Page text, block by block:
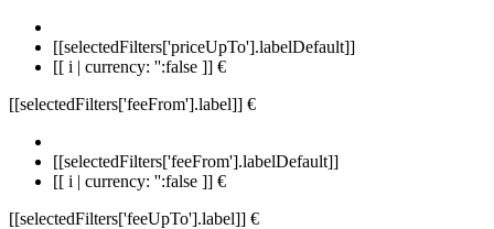
[[selectedFilters['priceUpTo'].labelDefault]]
[[ i | currency: '':false ]] €
[[selectedFilters['feeFrom'].label]] €
[[selectedFilters['feeFrom'].labelDefault]]
[[ i | currency: '':false ]] €
[[selectedFilters['feeUpTo'].label]] €